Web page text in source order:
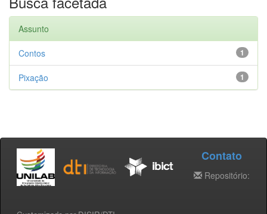
Assunto
1
Contos
1
Pixação
Contato
Repositório: